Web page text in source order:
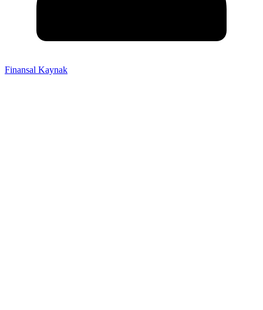
Finansal Kaynak